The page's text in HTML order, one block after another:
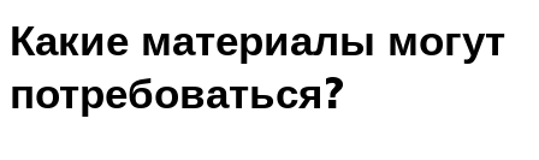
Какие материалы могут
потребоваться?